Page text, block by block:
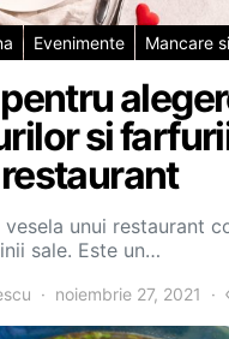
Evenimente Mancare
si
vesela unui restaurant
sale. Este un…
noiembrie 27, 2021